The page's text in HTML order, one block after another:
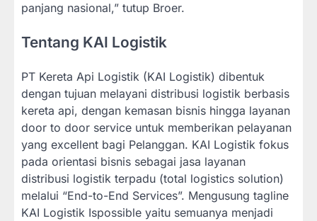
panjang nasional,” tutup Broer.
Tentang KAI Logistik
PT Kereta Api Logistik (KAI Logistik) dibentuk
dengan tujuan melayani distribusi logistik berbasis
kereta api, dengan kemasan bisnis hingga layanan
door to door service untuk memberikan pelayanan
yang excellent bagi Pelanggan. KAI Logistik fokus
pada orientasi bisnis sebagai jasa layanan
distribusi logistik terpadu (total logistics solution)
melalui “End-to-End Services”. Mengusung tagline
KAI Logistik Ispossible yaitu semuanya menjadi